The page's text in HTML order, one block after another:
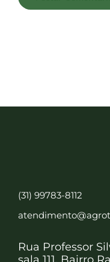
(31) 99783-8112
Rua Professor